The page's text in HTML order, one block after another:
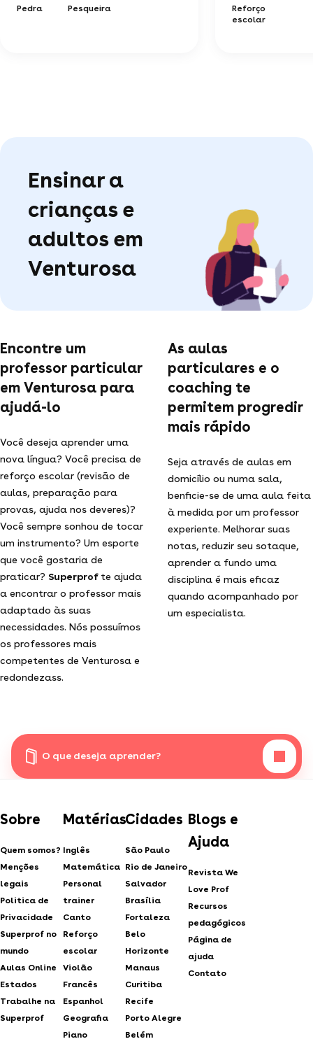
Pedra Pesqueira
Reforço
escolar
Ensinar a
crianças e
adultos em
Venturosa
Encontre um
professor particular
em Venturosa para
ajudá-lo
Você deseja aprender uma
nova língua? Você precisa de
reforço escolar (revisão de
aulas, preparação para
provas, ajuda nos deveres)?
Você sempre sonhou de tocar
um instrumento? Um esporte
que você gostaria de
praticar? Superprof te ajuda
a encontrar o professor mais
adaptado às suas
necessidades. Nós possuímos
os professores mais
competentes de Venturosa e
redondezass.
As aulas
particulares e o
coaching te
permitem progredir
mais rápido
Seja através de aulas em
domicílio ou numa sala,
benficie-se de uma aula feita
à medida por um professor
experiente. Melhorar suas
notas, reduzir seu sotaque,
aprender a fundo uma
disciplina é mais eficaz
quando acompanhado por
um especialista.
O que deseja aprender?
Sobre
Quem somos?
Menções
legais
Politica de
Privacidade
Superprof no
mundo
Aulas Online
Estados
Trabalhe na
Superprof
Matérias
Inglês
Matemática
Personal
trainer
Canto
Reforço
escolar
Violão
Francês
Espanhol
Geografia
Piano
Cidades
São Paulo
Rio de Janeiro
Salvador
Brasília
Fortaleza
Belo
Horizonte
Manaus
Curitiba
Recife
Porto Alegre
Belém
Blogs e
Ajuda
Revista We
Love Prof
Recursos
pedagógicos
Página de
ajuda
Contato